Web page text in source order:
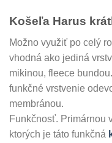
Košeľa Harus
Možno využiť po celý
vhodná ako jediná
mikinou, fleece
funkčné vrstvenie
membránou.
Funkčnosť. Primárnou
ktorých je táto funkčná